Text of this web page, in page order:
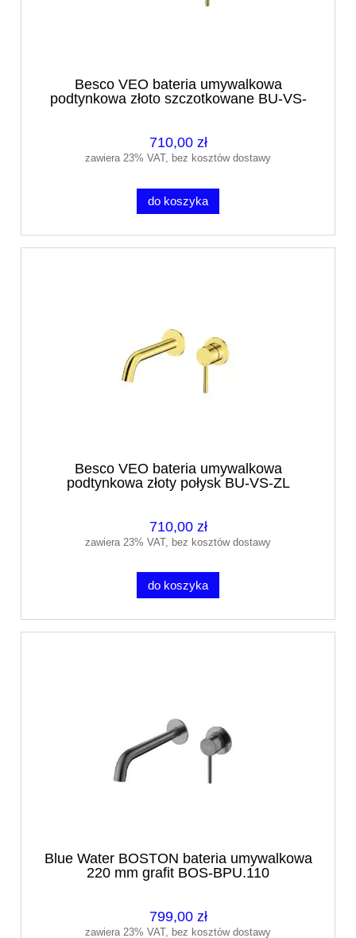
Besco VEO bateria umywalkowa
podtynkowa złoto szczotkowane BU-VS-
710,00 zł
zawiera 23% VAT, bez kosztów dostawy
do koszyka
Besco VEO bateria umywalkowa
podtynkowa złoty połysk BU-VS-ZL
710,00 zł
zawiera 23% VAT, bez kosztów dostawy
do koszyka
Blue Water BOSTON bateria umywalkowa
220 mm grafit BOS-BPU.110
799,00 zł
zawiera 23% VAT, bez kosztów dostawy